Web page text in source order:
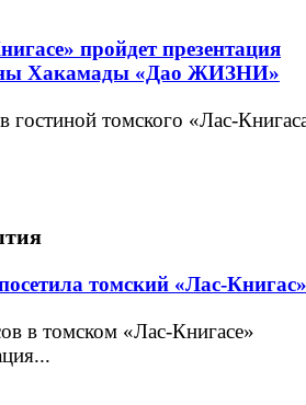
пройдет презентация
Хакамады «Дао ЖИЗНИ»
гостиной томского «Лас-
томский «Лас-Книгас»
в томском «Лас-Книгасе»